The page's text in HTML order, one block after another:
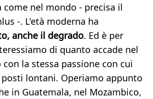
nel mondo - precisa il
-. L'età moderna ha
anche il degrado. Ed è per
di quanto accade nel
la stessa passione con cui
lontani. Operiamo appunto
in Guatemala, nel Mozambico,